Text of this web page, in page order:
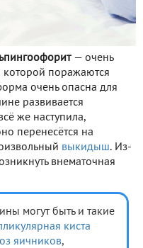
— очень
которой поражаются
очень опасна для
развивается
же наступила,
перенесётся на
выкидыш. Из-
внематочная
могут быть и такие
киста
яичников,